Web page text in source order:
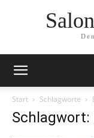
Start Schlagworte
Schlagwort: